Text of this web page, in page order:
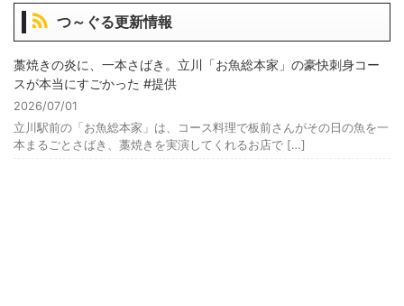
つ～ぐる更新情報
藁焼きの炎に、一本さばき。立川「お魚総本家」の豪快刺身コー
スが本当にすごかった #提供
2026/07/01
立川駅前の「お魚総本家」は、コース料理で板前さんがその日の魚を一
本まるごとさばき、藁焼きを実演してくれるお店で […]